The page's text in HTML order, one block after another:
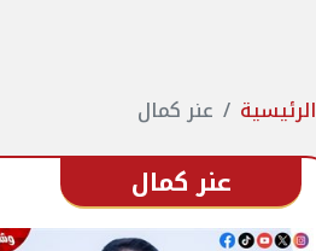
الرئيسية عنر كمال
عنر كمال